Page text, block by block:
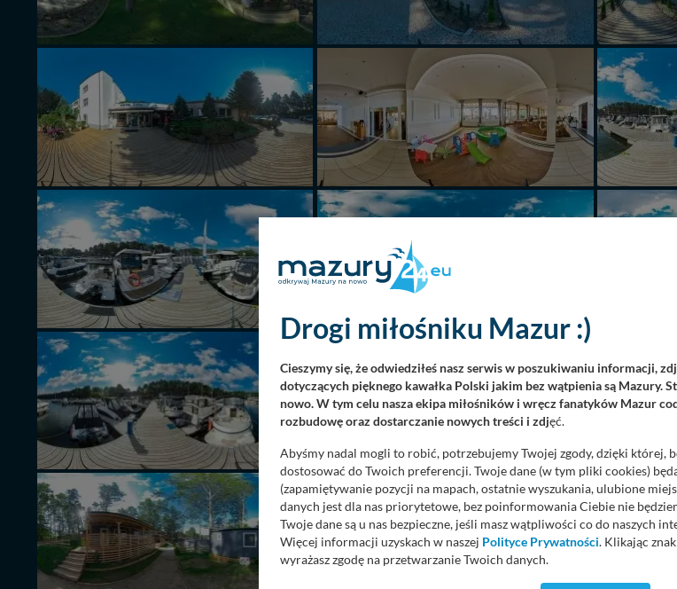
Drogi miłośniku Mazur :)
Cieszymy się, że odwiedziłeś nasz serwis w poszukiwaniu informacji,
dotyczących pięknego kawałka Polski jakim bez wątpienia są Mazury.
nowo. W tym celu nasza ekipa miłośników i wręcz fanatyków Mazur
rozbudowę oraz dostarczanie nowych treści i zdjęć.
Abyśmy nadal mogli to robić, potrzebujemy Twojej zgody, dzięki której,
dostosować do Twoich preferencji. Twoje dane (w tym pliki cookies)
(zapamiętywanie pozycji na mapach, ostatnie wyszukania, ulubione
danych jest dla nas priorytetowe, bez poinformowania Ciebie nie
Twoje dane są u nas bezpieczne, jeśli masz wątpliwości co do naszych
Więcej informacji uzyskach w naszej Polityce Prywatności. Klikając
wyrażasz zgodę na przetwarzanie Twoich danych.